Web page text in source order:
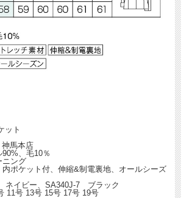
ット
神馬本店
、毛10％
ニング
ポケット付、伸縮&制電裏地、オールシーズ
ネイビー、SA340J-7 ブラック
11号 13号 15号 17号 19号